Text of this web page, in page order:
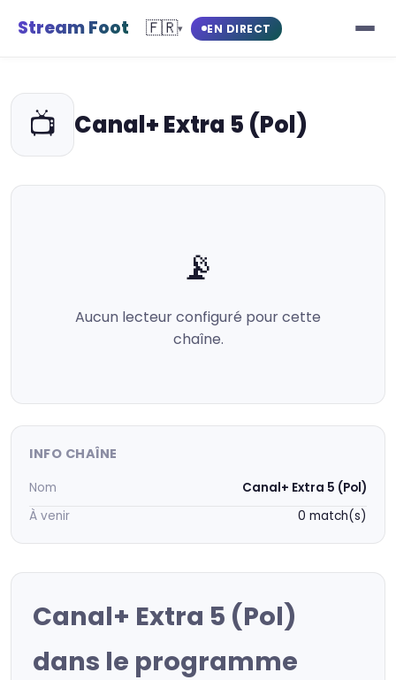
Stream Foot 🇫🇷▾ EN DIRECT
📺 Canal+ Extra 5 (Pol)
📡
Aucun lecteur configuré pour cette
chaîne.
INFO CHAÎNE
Nom
Canal+ Extra 5 (Pol)
À venir
0 match(s)
Canal+ Extra 5 (Pol)
dans le programme